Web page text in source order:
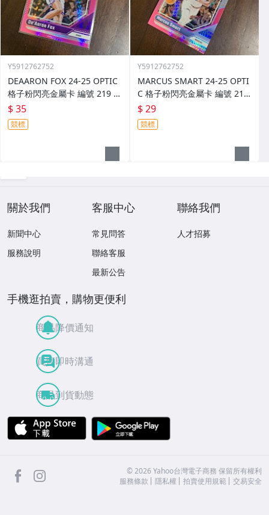
Y5912762752
DEAARON FOX 24-25 OPTIC
格子粉閃亮金屬卡 編號 219 前
後圖
$ 35
競標
Y5912762752
MARCUS SMART 24-25 OPTI
C 格子粉閃亮金屬卡 編號 213
前後圖
$ 29
競標
關於我們
新聞中心
服務說明
客服中心
常見問答
聯絡客服
最新公告
聯絡我們
人才招募
手機逛拍賣，購物更便利
商品降價通知
買賣即時溝通
商品到貨動態
APP Store
facebook ©2026 Yahoo台灣電子商務 保留所有權利
服務條款
隱私權 拍賣使用規範 交易安全